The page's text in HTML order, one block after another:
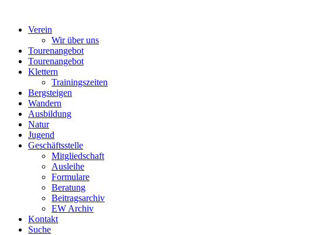
Verein
Wir über uns
Tourenangebot
Tourenangebot
Klettern
Trainingszeiten
Bergsteigen
Wandern
Ausbildung
Natur
Jugend
Geschäftsstelle
Mitgliedschaft
Ausleihe
Formulare
Beratung
Beitragsarchiv
EW Archiv
Kontakt
Suche